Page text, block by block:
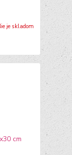
je skladom